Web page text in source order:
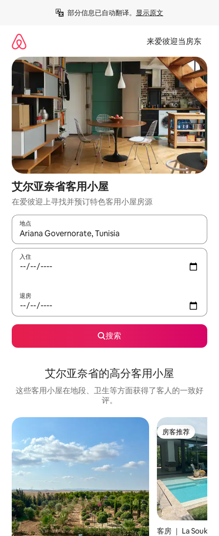
部分信息已自动翻译。 显示原文
来爱彼迎当房东
艾尔亚奈省客用小屋
在爱彼迎上寻找并预订特色客用小屋房源
地点
如有搜索结果，请使用上下方向键查看，或通过点击或滑动手势
入住
退房
搜索
艾尔亚奈省的高分客用小屋
这些客用小屋在地段、卫生等方面获得了客人的一致好
评。
房客推荐
房客推荐
客房 ｜ La Soukra